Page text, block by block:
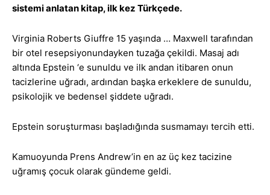
sistemi anlatan kitap, ilk kez Türkçede.
Virginia Roberts Giuffre 15 yaşında … Maxwell tarafından
bir otel resepsiyonundayken tuzağa çekildi. Masaj adı
altında Epstein ‘e sunuldu ve ilk andan itibaren onun
tacizlerine uğradı, ardından başka erkeklere de sunuldu,
psikolojik ve bedensel şiddete uğradı.
Epstein soruşturması başladığında susmamayı tercih etti.
Kamuoyunda Prens Andrew’in en az üç kez tacizine
uğramış çocuk olarak gündeme geldi.